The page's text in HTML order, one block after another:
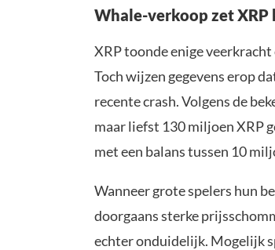
Whale-verkoop zet XRP
XRP toonde enige
Toch wijzen gegevens erop
recente crash. Volgens de
maar liefst 130 miljoen XRP
met een balans tussen 10
Wanneer grote spelers hun
doorgaans sterke
echter onduidelijk. Mogelijk